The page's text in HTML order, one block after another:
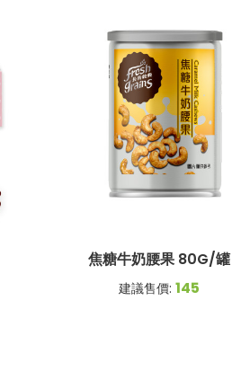
焦糖牛奶腰果 80G/罐
建議售價: 145